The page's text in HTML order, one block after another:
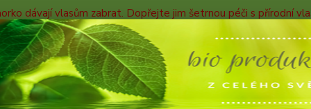
dávají vlasům zabrat. Dopřejte jim šetrnou péči s přírodní
Blog
Hledat
9-